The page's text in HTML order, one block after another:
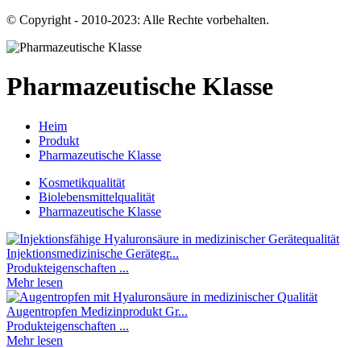
© Copyright - 2010-2023: Alle Rechte vorbehalten.
Pharmazeutische Klasse
Heim
Produkt
Pharmazeutische Klasse
Kosmetikqualität
Biolebensmittelqualität
Pharmazeutische Klasse
Injektionsmedizinische Gerätegr...
Produkteigenschaften ...
Mehr lesen
Augentropfen Medizinprodukt Gr...
Produkteigenschaften ...
Mehr lesen